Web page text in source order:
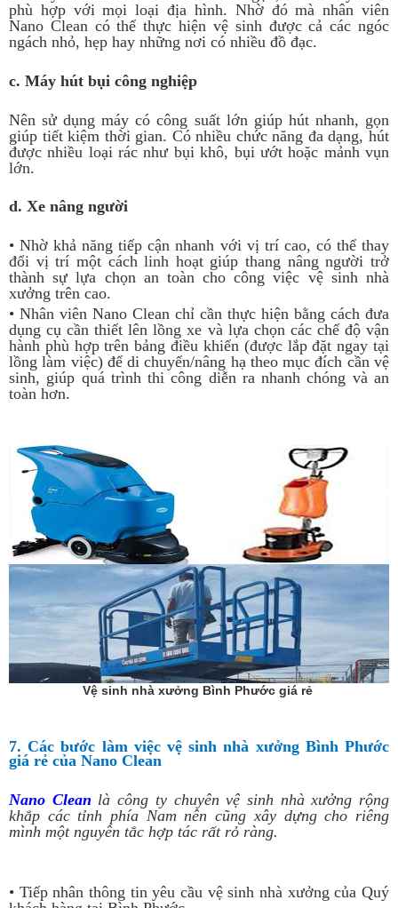
phù hợp với mọi loại địa hình. Nhờ đó mà nhân viên
Nano Clean có thể thực hiện vệ sinh được cả các ngóc
ngách nhỏ, hẹp hay những nơi có nhiều đồ đạc.
c. Máy hút bụi công nghiệp
Nên sử dụng máy có công suất lớn giúp hút nhanh, gọn
giúp tiết kiệm thời gian. Có nhiều chức năng đa dạng, hút
được nhiều loại rác như bụi khô, bụi ướt hoặc mảnh vụn
lớn.
d. Xe nâng người
• Nhờ khả năng tiếp cận nhanh với vị trí cao, có thể thay
đổi vị trí một cách linh hoạt giúp thang nâng người trở
thành sự lựa chọn an toàn cho công việc vệ sinh nhà
xưởng trên cao.
• Nhân viên Nano Clean chỉ cần thực hiện bằng cách đưa
dụng cụ cần thiết lên lồng xe và lựa chọn các chế độ vận
hành phù hợp trên bảng điều khiển (được lắp đặt ngay tại
lồng làm việc) để di chuyển/nâng hạ theo mục đích cần vệ
sinh, giúp quá trình thi công diễn ra nhanh chóng và an
toàn hơn.
Vệ sinh nhà xưởng Bình Phước giá rẻ
7. Các bước làm việc vệ sinh nhà xưởng Bình Phước
giá rẻ của Nano Clean
Nano Clean là công ty chuyên vệ sinh nhà xưởng rộng
khắp các tỉnh phía Nam nên cũng xây dựng cho riêng
mình một nguyên tắc hợp tác rất rỏ ràng.
• Tiếp nhân thông tin yêu cầu vệ sinh nhà xưởng của Quý